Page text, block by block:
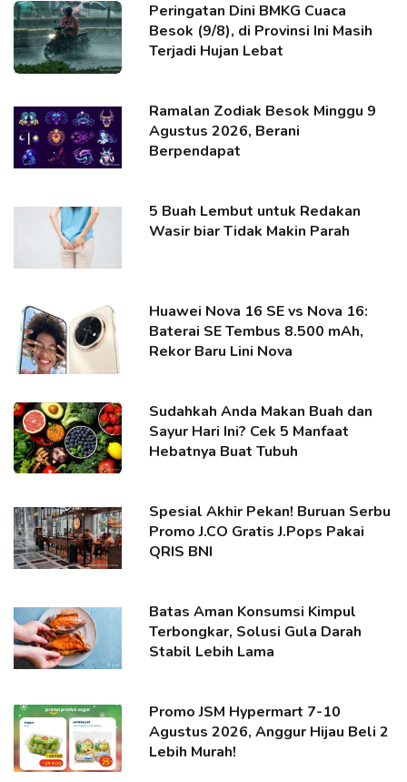
Peringatan Dini BMKG Cuaca
Besok (9/8), di Provinsi Ini Masih
Terjadi Hujan Lebat
Ramalan Zodiak Besok Minggu 9
Agustus 2026, Berani
Berpendapat
5 Buah Lembut untuk Redakan
Wasir biar Tidak Makin Parah
Huawei Nova 16 SE vs Nova 16:
Baterai SE Tembus 8.500 mAh,
Rekor Baru Lini Nova
Sudahkah Anda Makan Buah dan
Sayur Hari Ini? Cek 5 Manfaat
Hebatnya Buat Tubuh
Spesial Akhir Pekan! Buruan Serbu
Promo J.CO Gratis J.Pops Pakai
QRIS BNI
Batas Aman Konsumsi Kimpul
Terbongkar, Solusi Gula Darah
Stabil Lebih Lama
Promo JSM Hypermart 7-10
Agustus 2026, Anggur Hijau Beli 2
Lebih Murah!